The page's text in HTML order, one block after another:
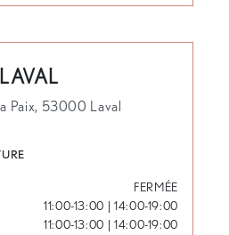
LAVAL
Paix, 53000 Laval
FERMÉE
11:00-13:00 | 14:00-19:00
11:00-13:00 | 14:00-19:00